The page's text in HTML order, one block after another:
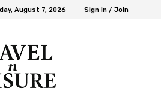
August 7, 2026 Sign in / Join